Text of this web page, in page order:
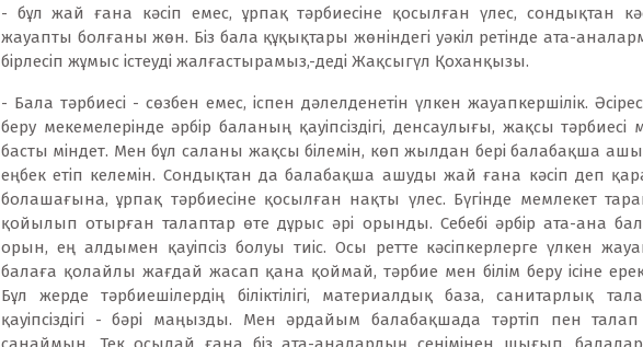
- бұл жай ғана кәсіп емес, ұрпақ тәрбиесіне қосылған үлес, сондықтан
жауапты болғаны жөн. Біз бала құқықтары жөніндегі уәкіл ретінде ата-
бірлесіп жұмыс істеуді жалғастырамыз,-деді Жақсыгүл Қоханқызы.
- Бала тәрбиесі - сөзбен емес, іспен дәлелденетін үлкен жауапкершілік.
беру мекемелерінде әрбір баланың қауіпсіздігі, денсаулығы, жақсы
басты міндет. Мен бұл саланы жақсы білемін, көп жылдан бері балабақша
еңбек етіп келемін. Сондықтан да балабақша ашуды жай ғана кәсіп деп
болашағына, ұрпақ тәрбиесіне қосылған нақты үлес. Бүгінде мемлекет
қойылып отырған талаптар өте дұрыс әрі орынды. Себебі әрбір ата-ана
орын, ең алдымен қауіпсіз болуы тиіс. Осы ретте кәсіпкерлерге үлкен
балаға қолайлы жағдай жасап қана қоймай, тәрбие мен білім беру ісіне
Бұл жерде тәрбиешілердің біліктілігі, материалдық база, санитарлық
қауіпсіздігі - бәрі маңызды. Мен әрдайым балабақшада тәртіп пен